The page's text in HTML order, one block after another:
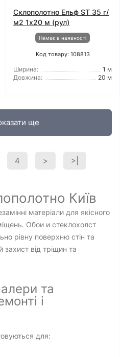
Склополотно Ельф ST 35 г/
м2 1x20 м (рул)
Немає в наявності
Код товару: 108813
Ширина:
1 м
Довжина:
20 м
ще
4 > >|
Київ
матеріали для якісного
Обои и стеклохолст
рівну поверхню стін та
захист від тріщин та
та
і
для: